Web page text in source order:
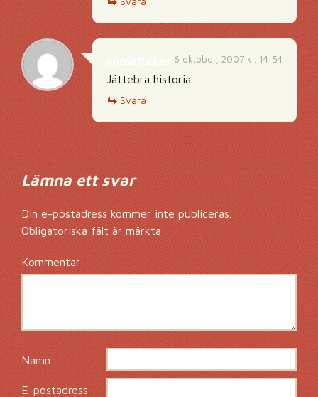
6 oktober, 2007 kl. 14:54
Jättebra historia
Svara
Lämna ett svar
Din e-postadress kommer inte publiceras.
Obligatoriska fält är märkta *
Kommentar*
Namn *
E-postadress *